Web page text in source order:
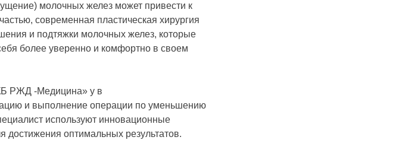
молочных желез может привести к
современная пластическая хирургия
и подтяжки молочных желез, которые
более уверенно и комфортно в своем
РЖД -Медицина» у в
и выполнение операции по уменьшению
используют инновационные
достижения оптимальных результатов.